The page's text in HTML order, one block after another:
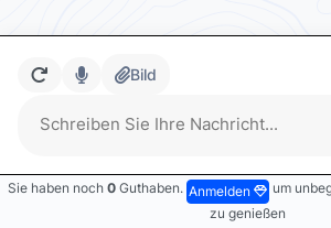
Bild
Sie haben noch 0Guthaben. Anmelden
um
zu genießen